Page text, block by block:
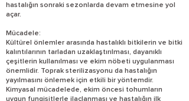
hastalığın sonraki sezonlarda devam etmesine yol
açar.
Mücadele:
Kültürel önlemler arasında hastalıklı bitkilerin ve bitki
kalıntılarının tarladan uzaklaştırılması, dayanıklı
çeşitlerin kullanılması ve ekim nöbeti uygulanması
önemlidir. Toprak sterilizasyonu da hastalığın
yayılmasını önlemek için etkili bir yöntemdir.
Kimyasal mücadelede, ekim öncesi tohumların
uygun fungisitlerle ilaçlanması ve hastalığın ilk